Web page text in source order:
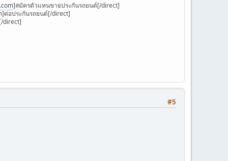
]สมัครตัวแทนขายประกันรถยนต์[/direct]
]ต่อประกันรถยนต์[/direct]
direct]
#5